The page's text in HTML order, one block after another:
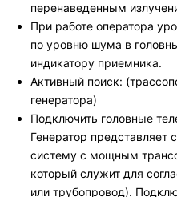
перенаведенным
При работе оператора
по уровню шума в
индикатору приемника.
Активный поиск:
генератора)
Подключить головные
Генератор представляет
систему с мощным
который служит для
или трубопровод).